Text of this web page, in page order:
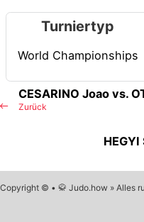
Turniertyp
World Championships
Zurück
CESARINO Joao vs.
Copyright © • 🥋 Judo.how » Alles